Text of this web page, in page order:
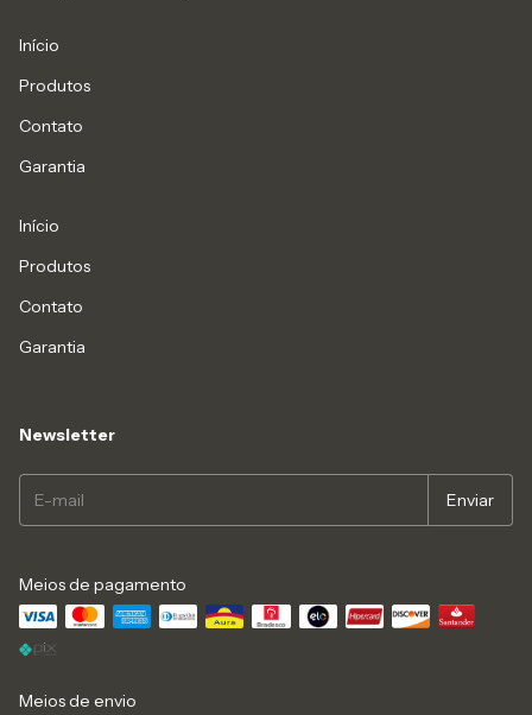
Início
Produtos
Contato
Garantia
Início
Produtos
Contato
Garantia
Newsletter
Meios de pagamento
Meios de envio